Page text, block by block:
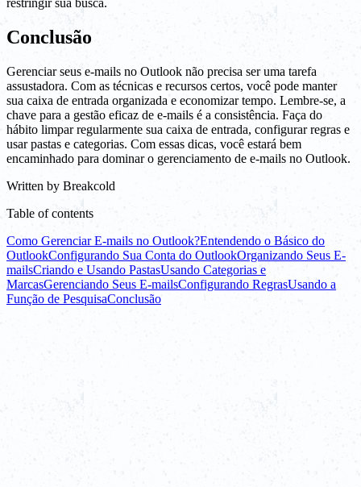
restringir sua busca.
Conclusão
Gerenciar seus e-mails no Outlook não precisa ser uma tarefa
assustadora. Com as técnicas e recursos certos, você pode manter
sua caixa de entrada organizada e economizar tempo. Lembre-se, a
chave para a gestão eficaz de e-mails é a consistência. Faça do
hábito limpar regularmente sua caixa de entrada, configurar regras e
usar pastas e categorias. Com essas dicas, você estará bem
encaminhado para dominar o gerenciamento de e-mails no Outlook.
Written by Breakcold
Table of contents
Como Gerenciar E-mails no Outlook?Entendendo o Básico do
OutlookConfigurando Sua Conta do OutlookOrganizando Seus E-
mailsCriando e Usando PastasUsando Categorias e
MarcasGerenciando Seus E-mailsConfigurando RegrasUsando a
Função de PesquisaConclusão